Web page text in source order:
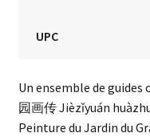
UPC
Un ensemble de guides
园画传 Jièzǐyuán
Peinture du Jardin du